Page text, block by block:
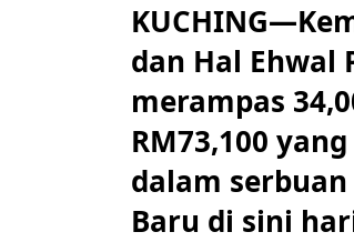
dan Hal Ehwal
merampas
RM73,100
dalam
Baru di sini